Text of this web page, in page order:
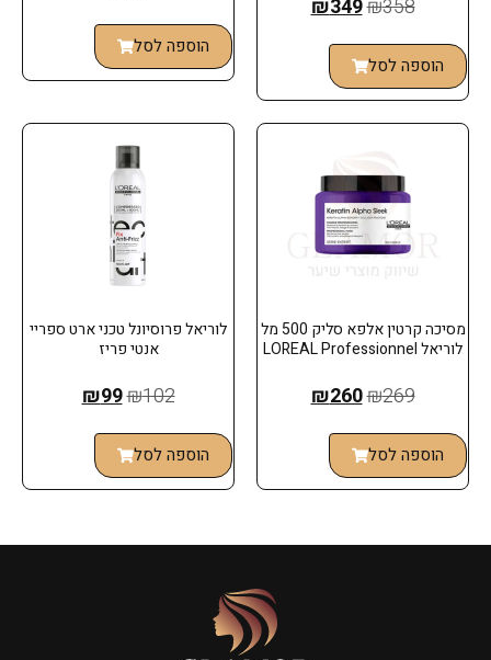
₪358
₪349
הוספה לסל
הוספה לסל
מסיכה קרטין אלפא סליק 500 מל
לוריאל LOREAL Professionnel
₪269
₪260
הוספה לסל
לוריאל פרוסיונל טכני ארט ספריי
אנטי פריז
₪102
₪99
הוספה לסל